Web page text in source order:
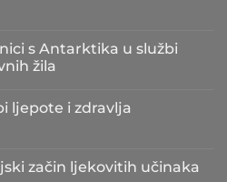
s Antarktika u službi
žila
ljepote i zdravlja
začin ljekovitih učinaka